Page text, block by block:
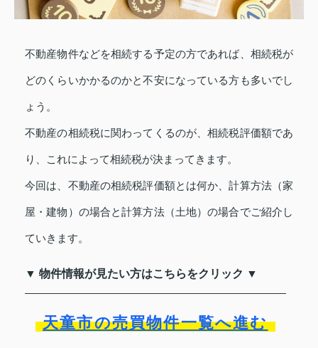
不動産物件などを相続する予定の方であれば、相続税が
どのくらいかかるのかと不安になっている方も多いでし
ょう。
不動産の相続税に関わってくるのが、相続税評価額であ
り、これによって相続税が決まってきます。
今回は、不動産の相続税評価額とは何か、計算方法（家
屋・建物）の場合と計算方法（土地）の場合でご紹介し
ていきます。
▼ 物件情報が見たい方はこちらをクリック ▼
天童市の売買物件一覧へ進む